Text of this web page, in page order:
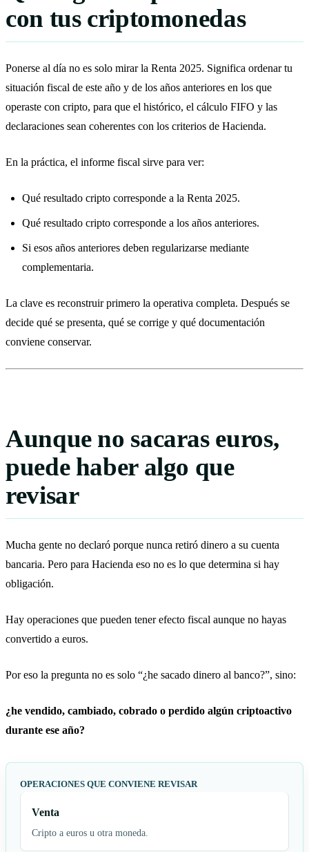
con tus criptomonedas
Ponerse al día no es solo mirar la Renta 2025. Significa ordenar tu
situación fiscal de este año y de los años anteriores en los que
operaste con cripto, para que el histórico, el cálculo FIFO y las
declaraciones sean coherentes con los criterios de Hacienda.
En la práctica, el informe fiscal sirve para ver:
Qué resultado cripto corresponde a la Renta 2025.
Qué resultado cripto corresponde a los años anteriores.
Si esos años anteriores deben regularizarse mediante
complementaria.
La clave es reconstruir primero la operativa completa. Después se
decide qué se presenta, qué se corrige y qué documentación
conviene conservar.
Aunque no sacaras euros,
puede haber algo que
revisar
Mucha gente no declaró porque nunca retiró dinero a su cuenta
bancaria. Pero para Hacienda eso no es lo que determina si hay
obligación.
Hay operaciones que pueden tener efecto fiscal aunque no hayas
convertido a euros.
Por eso la pregunta no es solo “¿he sacado dinero al banco?”, sino:
¿he vendido, cambiado, cobrado o perdido algún criptoactivo
durante ese año?
OPERACIONES QUE CONVIENE REVISAR
Venta
Cripto a euros u otra moneda.